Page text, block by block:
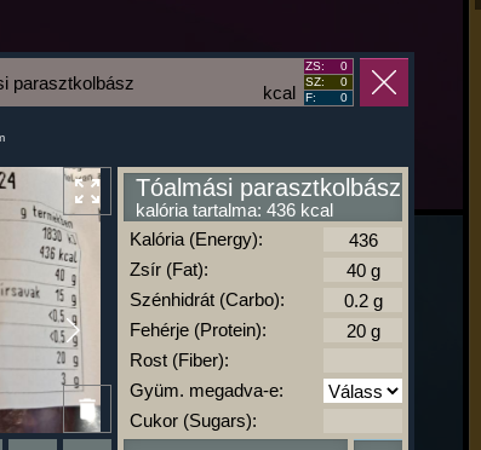
kcal
parasztkolbász
ZS:
0
SZ:
0
F:
0
Tóalmási parasztkolbász
kalória tartalma: 436 kcal
Kalória (Energy):
Zsír (Fat):
Szénhidrát (Carbo):
Fehérje (Protein):
Rost (Fiber):
Gyüm. megadva-e:
Cukor (Sugars):